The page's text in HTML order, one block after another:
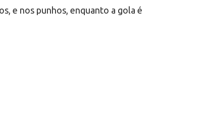
e nos punhos, enquanto a gola é